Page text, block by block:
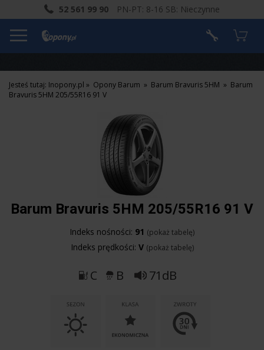
52 561 99 90 PN-PT: 8-16 SB: Nieczynne
Jesteś tutaj: Inopony.pl » Opony Barum » Barum Bravuris 5HM » Barum
Bravuris 5HM 205/55R16 91 V
Barum Bravuris 5HM 205/55R16 91 V
Indeks nośności: 91 (pokaż tabelę)
Indeks prędkości: V (pokaż tabelę)
C B 71dB